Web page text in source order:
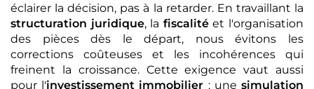
éclairer la décision, pas à la retarder. En travaillant la
structuration juridique, la fiscalitéet l'organisation
des pièces dès le départ, nous évitons les
corrections coûteuses et les incohérences qui
freinent la croissance. Cette exigence vaut aussi
pour l'investissement immobilier : unesimulation